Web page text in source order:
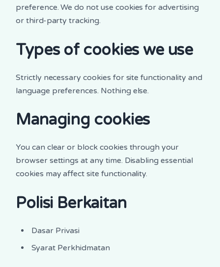
preference. We do not use cookies for advertising
or third-party tracking.
Types of cookies we use
Strictly necessary cookies for site functionality and
language preferences. Nothing else.
Managing cookies
You can clear or block cookies through your
browser settings at any time. Disabling essential
cookies may affect site functionality.
Polisi Berkaitan
Dasar Privasi
Syarat Perkhidmatan